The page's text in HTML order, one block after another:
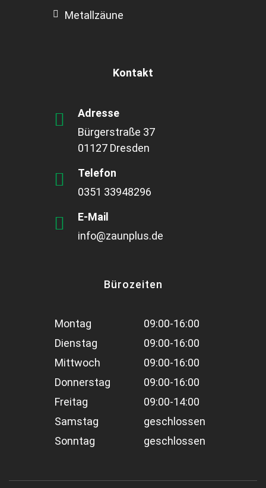
Metallzäune
Kontakt
Adresse
Bürgerstraße 37
01127 Dresden
Telefon
0351 33948296
E-Mail
info@zaunplus.de
Bürozeiten
Montag
09:00-16:00
Dienstag
09:00-16:00
Mittwoch
09:00-16:00
Donnerstag
09:00-16:00
Freitag
09:00-14:00
Samstag
geschlossen
Sonntag
geschlossen